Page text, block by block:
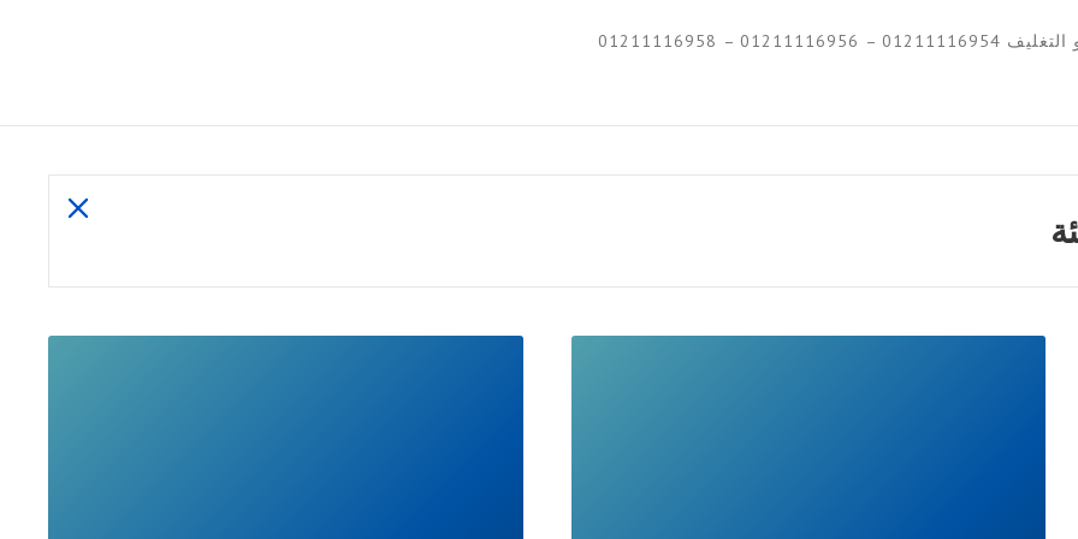
– 01211116958
show
posts